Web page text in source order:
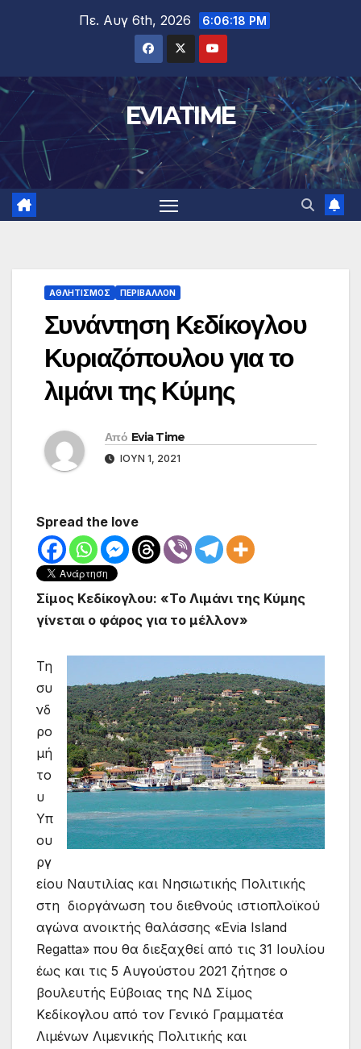
Πε. Αυγ 6th, 2026 6:06:19 PM
EVIATIME
ΑΘΛΗΤΙΣΜΟΣ ΠΕΡΙΒΑΛΛΟΝ
Συνάντηση Κεδίκογλου
Κυριαζόπουλου για το
λιμάνι της Κύμης
Από Evia Time
ΙΟΎΝ 1, 2021
Spread the love
Σίμος Κεδίκογλου: «Το Λιμάνι της Κύμης
γίνεται ο φάρος για το μέλλον»
Τη
συ
νδ
ρο
μή
το
υ
Υπ
ου
ργ
είου Ναυτιλίας και Νησιωτικής Πολιτικής
στη διοργάνωση του διεθνούς ιστιοπλοϊκού
αγώνα ανοικτής θαλάσσης «Evia Island
Regatta» που θα διεξαχθεί από τις 31 Ιουλίου
έως και τις 5 Αυγούστου 2021 ζήτησε ο
βουλευτής Εύβοιας της ΝΔ Σίμος
Κεδίκογλου από τον Γενικό Γραμματέα
Λιμένων Λιμενικής Πολιτικής και